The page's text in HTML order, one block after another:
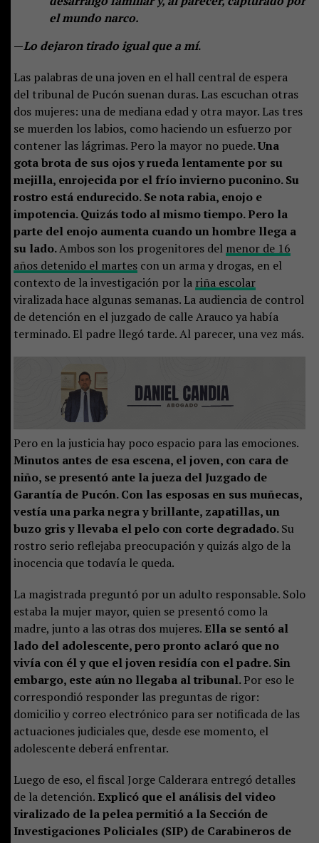
el mundo narco.
—Lo dejaron tirado igual que a mí.
Las palabras de una joven en el hall central de espera
del tribunal de Pucón suenan duras. Las escuchan otras
dos mujeres: una de mediana edad y otra mayor. Las tres
se muerden los labios, como haciendo un esfuerzo por
contener las lágrimas. Pero la mayor no puede.Una
gota brota de sus ojos y rueda lentamente por su
mejilla, enrojecida por el frío invierno puconino. Su
rostro está endurecido. Se nota rabia, enojo e
impotencia. Quizás todo al mismo tiempo. Pero la
parte del enojo aumenta cuando un hombre llega a
su lado.Ambos son los progenitores del menor de 16
años detenido el martescon un arma y drogas, en el
contexto de la investigación por la riña escolar
viralizada hace algunas semanas. La audiencia de control
de detención en el juzgado de calle Arauco ya había
terminado. El padre llegó tarde. Al parecer, una vez más.
Pero en la justicia hay poco espacio para las emociones.
Minutos antes de esa escena, el joven, con cara de
niño, se presentó ante la jueza del Juzgado de
Garantía de Pucón. Con las esposas en sus muñecas,
vestía una parka negra y brillante, zapatillas, un
buzo gris y llevaba el pelo con corte degradado.Su
rostro serio reflejaba preocupación y quizás algo de la
inocencia que todavía le queda.
La magistrada preguntó por un adulto responsable. Solo
estaba la mujer mayor, quien se presentó como la
madre, junto a las otras dos mujeres. Ella se sentó al
lado del adolescente, pero pronto aclaró que no
vivía con él y que el joven residía con el padre. Sin
embargo, este aún no llegaba al tribunal.Por eso le
correspondió responder las preguntas de rigor:
domicilio y correo electrónico para ser notificada de las
actuaciones judiciales que, desde ese momento, el
adolescente deberá enfrentar.
Luego de eso, el fiscal Jorge Calderara entregó detalles
de la detención. Explicó que el análisis del video
viralizado de la pelea permitió a la Sección de
Investigaciones Policiales (SIP) de Carabineros de